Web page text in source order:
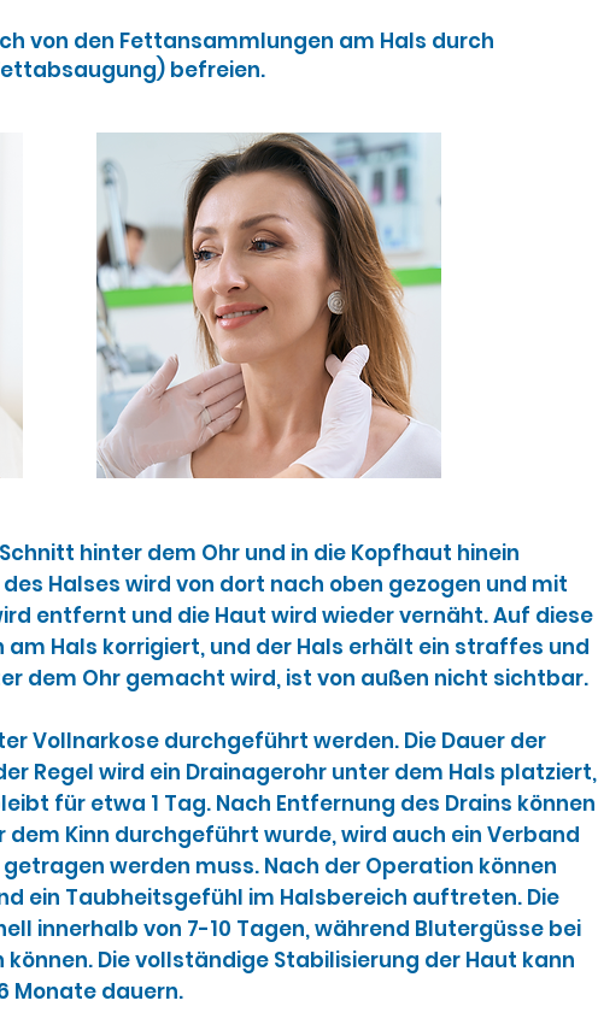
von den Fettansammlungen am Hals durch
befreien.
hinter dem Ohr und in die Kopfhaut hinein
Halses wird von dort nach oben gezogen und mit
entfernt und die Haut wird wieder vernäht. Auf diese
Hals korrigiert, und der Hals erhält ein straffes und
dem Ohr gemacht wird, ist von außen nicht sichtbar.
Vollnarkose durchgeführt werden. Die Dauer der
Regel wird ein Drainagerohr unter dem Hals platziert,
für etwa 1 Tag. Nach Entfernung des Drains können
dem Kinn durchgeführt wurde, wird auch ein Verband
werden muss. Nach der Operation können
ein Taubheitsgefühl im Halsbereich auftreten. Die
innerhalb von 7-10 Tagen, während Blutergüsse bei
Die vollständige Stabilisierung der Haut kann
Monate dauern.